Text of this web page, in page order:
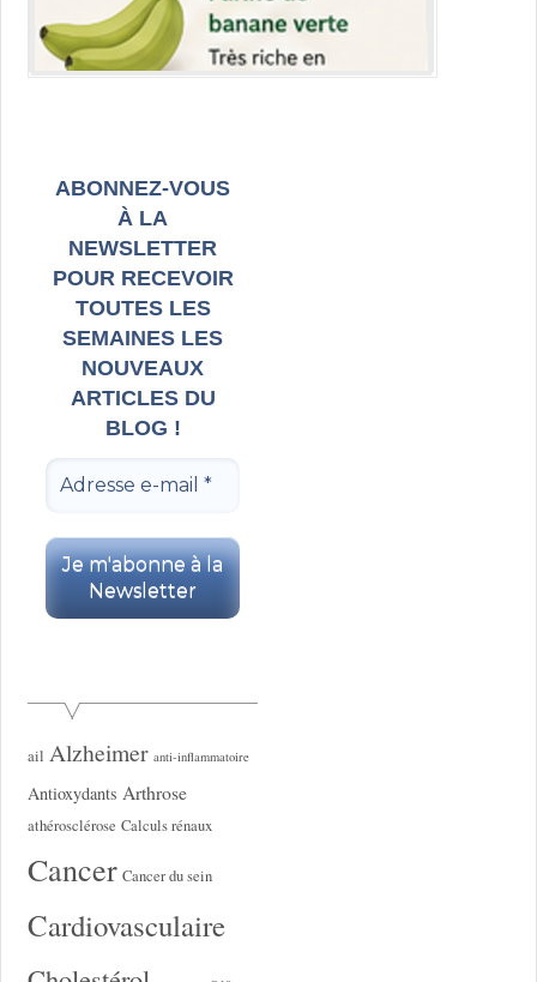
ABONNEZ-VOUS
À LA
NEWSLETTER
POUR RECEVOIR
TOUTES LES
SEMAINES LES
NOUVEAUX
ARTICLES DU
BLOG !
ail Alzheimer anti-inflammatoire
Antioxydants Arthrose
athérosclérose Calculs rénaux
Cancer Cancer du sein
Cardiovasculaire